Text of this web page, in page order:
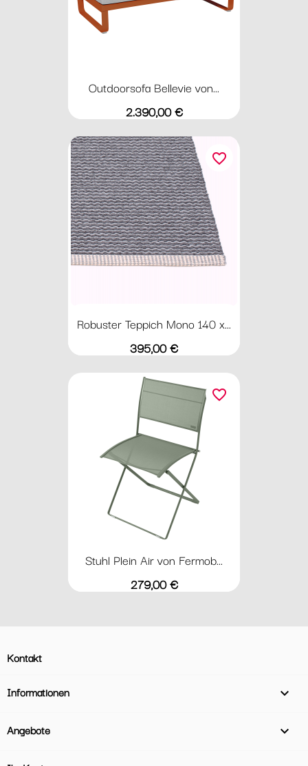
Outdoorsofa Bellevie von...
Preis
2.390,00 €
Robuster Teppich Mono 140 x...
Preis
395,00 €
favorite_border
Stuhl Plein Air von Fermob...
Preis
279,00 €
favorite_border
Kontakt
Informationen 
Angebote 